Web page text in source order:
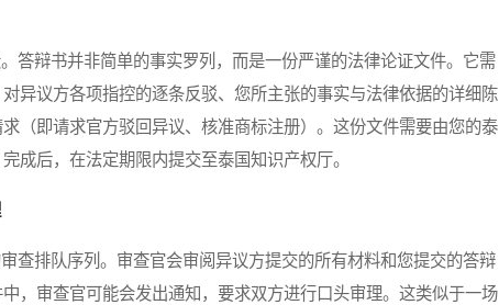
辩书并非简单的事实罗列，而是一份严谨的法律论证文件。它需
异议方各项指控的逐条反驳、您所主张的事实与法律依据的详细陈
（即请求官方驳回异议、核准商标注册）。这份文件需要由您的泰
成后，在法定期限内提交至泰国知识产权厅。
排队序列。审查官会审阅异议方提交的所有材料和您提交的答辩
，审查官可能会发出通知，要求双方进行口头审理。这类似于一场